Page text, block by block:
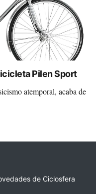
Pilen Sport
atemporal, acaba de
de Ciclosfera